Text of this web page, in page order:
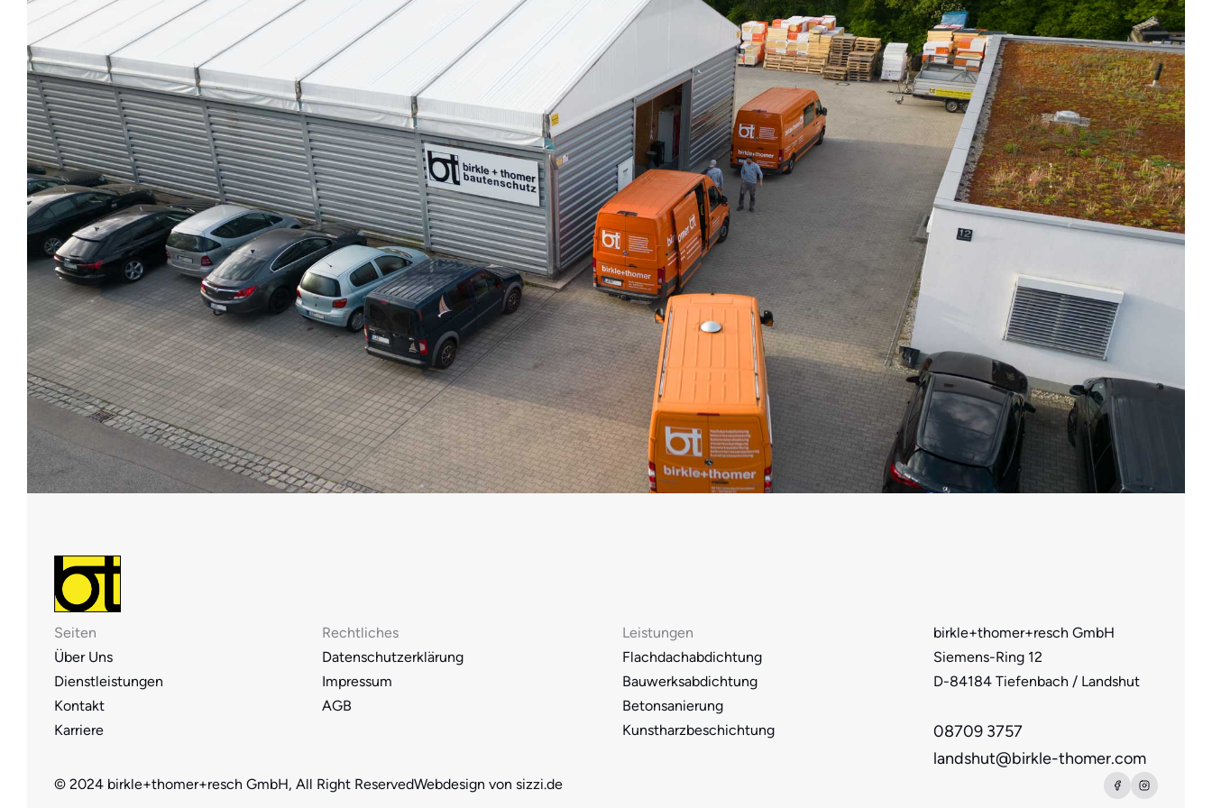
Seiten
Über Uns
Dienstleistungen
Kontakt
Karriere
Rechtliches
Datenschutzerklärung
Impressum
AGB
Leistungen
Flachdachabdichtung
Bauwerksabdichtung
Betonsanierung
Kunstharzbeschichtung
birkle+thomer+resch GmbH
Siemens-Ring 12
D-84184 Tiefenbach / Landshut
08709 3757
landshut@birkle-thomer.com
© 2024 birkle+thomer+resch GmbH, All Right ReservedWebdesign von sizzi.de